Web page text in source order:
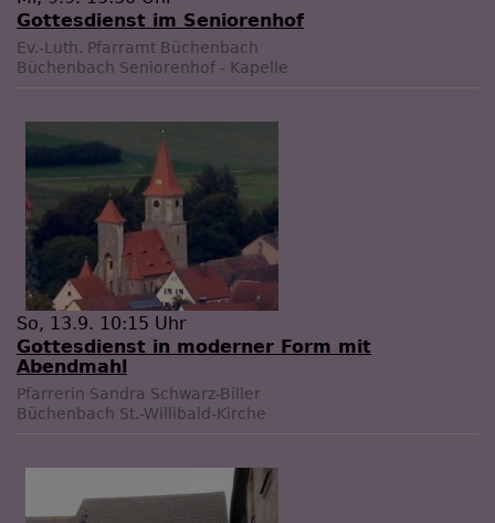
Gottesdienst im Seniorenhof
Ev.-Luth. Pfarramt Büchenbach
Büchenbach Seniorenhof - Kapelle
So, 13.9. 10:15 Uhr
Gottesdienst in moderner Form mit
Abendmahl
Pfarrerin Sandra Schwarz-Biller
Büchenbach St.-Willibald-Kirche